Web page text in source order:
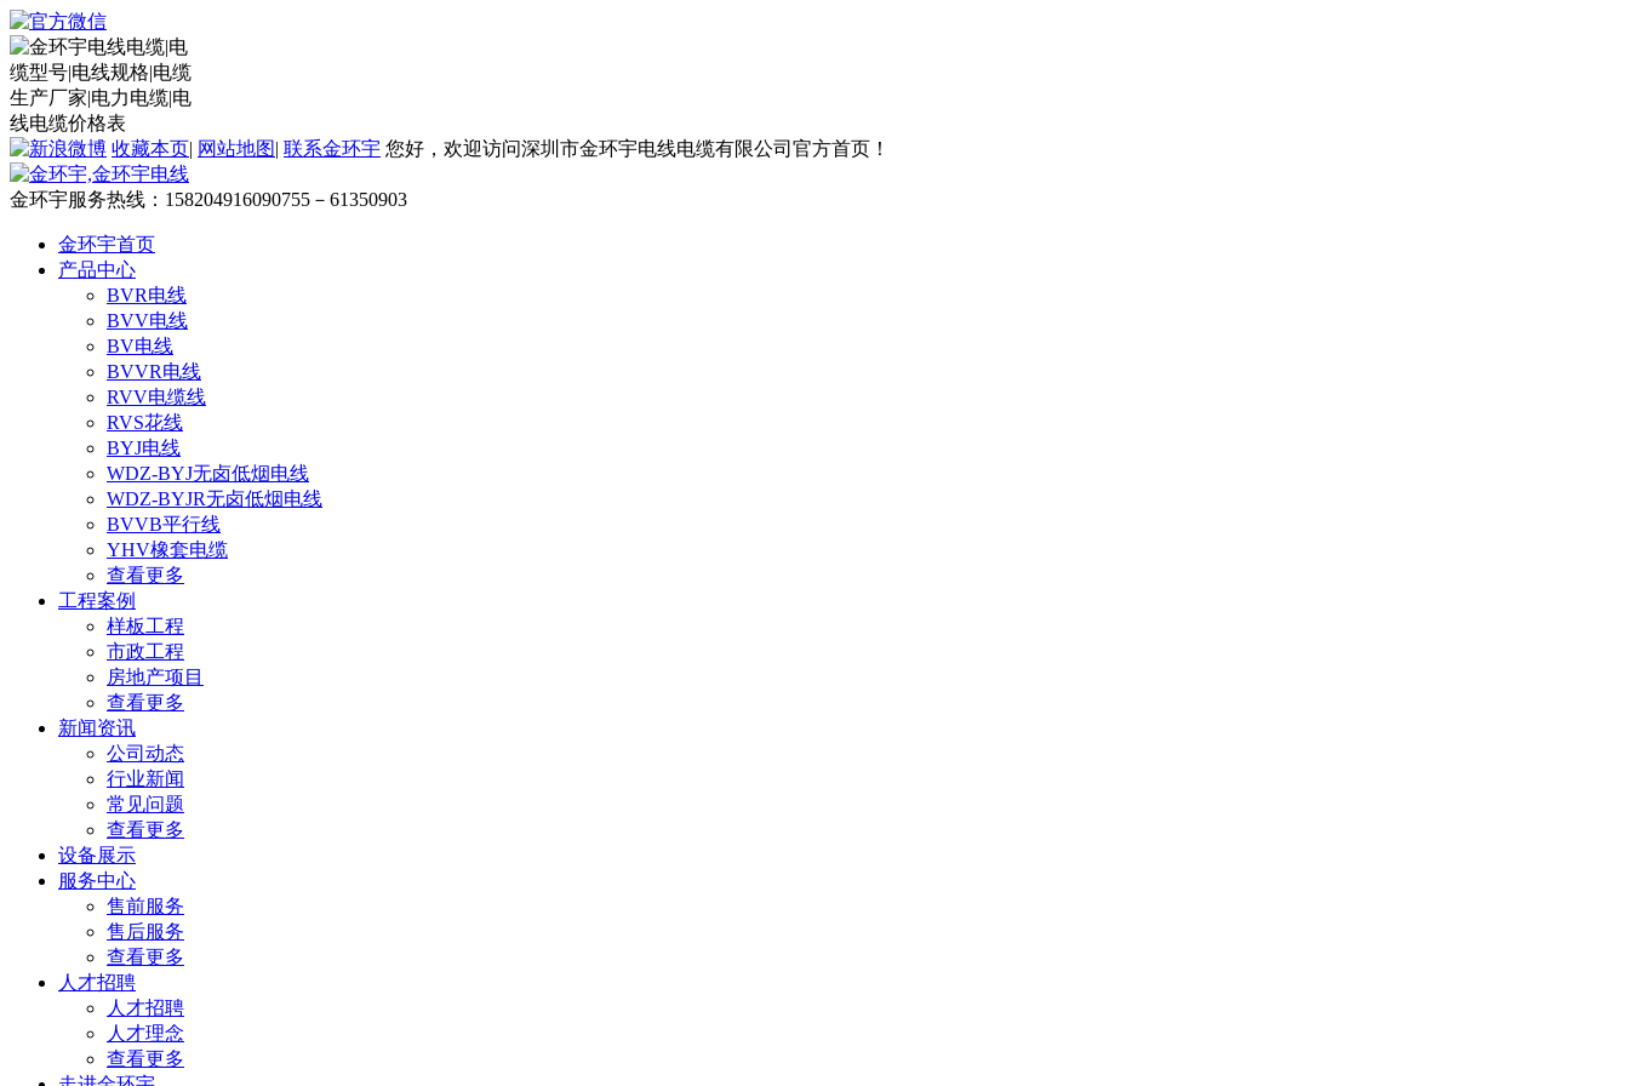
收藏本页| 网站地图| 联系金环宇 您好，欢迎访问深圳市金环宇电线电缆有限公司官方首页！
金环宇服务热线： 158204916090755－61350903
金环宇首页
产品中心
BVR电线
BVV电线
BV电线
BVVR电线
RVV电缆线
RVS花线
BYJ电线
WDZ-BYJ无卤低烟电线
WDZ-BYJR无卤低烟电线
BVVB平行线
YHV橡套电缆
查看更多
工程案例
样板工程
市政工程
房地产项目
查看更多
新闻资讯
公司动态
行业新闻
常见问题
查看更多
设备展示
服务中心
售前服务
售后服务
查看更多
人才招聘
人才招聘
人才理念
查看更多